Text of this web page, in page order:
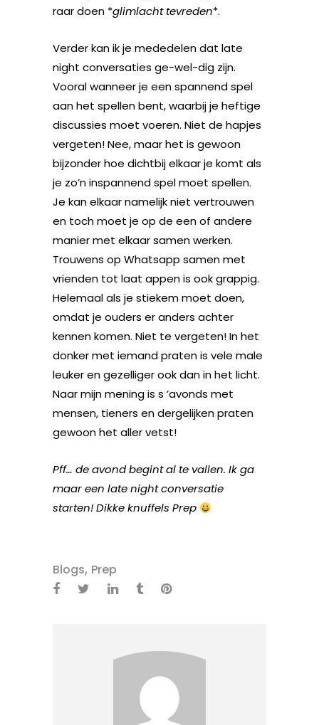
raar doen *glimlacht tevreden*.
Verder kan ik je mededelen dat late
night conversaties ge-wel-dig zijn.
Vooral wanneer je een spannend spel
aan het spellen bent, waarbij je heftige
discussies moet voeren. Niet de hapjes
vergeten! Nee, maar het is gewoon
bijzonder hoe dichtbij elkaar je komt als
je zo’n inspannend spel moet spellen.
Je kan elkaar namelijk niet vertrouwen
en toch moet je op de een of andere
manier met elkaar samen werken.
Trouwens op Whatsapp samen met
vrienden tot laat appen is ook grappig.
Helemaal als je stiekem moet doen,
omdat je ouders er anders achter
kennen komen. Niet te vergeten! In het
donker met iemand praten is vele male
leuker en gezelliger ook dan in het licht.
Naar mijn mening is s ’avonds met
mensen, tieners en dergelijken praten
gewoon het aller vetst!
Pff… de avond begint al te vallen. Ik ga
maar een late night conversatie
starten! Dikke knuffels Prep
Blogs, Prep